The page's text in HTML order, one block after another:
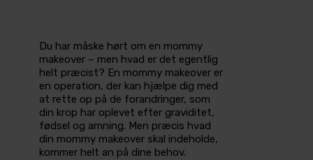
Du har måske hørt om en mommy
makeover – men hvad er det egentlig
helt præcist? En mommy makeover er
en operation, der kan hjælpe dig med
at rette op på de forandringer, som
din krop har oplevet efter graviditet,
fødsel og amning. Men præcis hvad
din mommy makeover skal indeholde,
kommer helt an på dine behov.